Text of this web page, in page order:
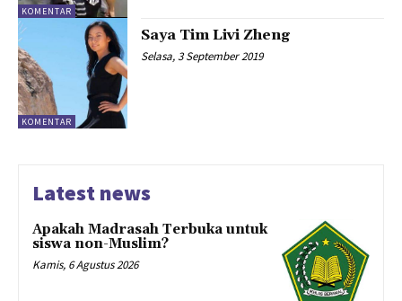
KOMENTAR
KOMENTAR
Saya Tim Livi Zheng
Selasa, 3 September 2019
Latest news
Apakah Madrasah Terbuka untuk
siswa non-Muslim?
Kamis, 6 Agustus 2026